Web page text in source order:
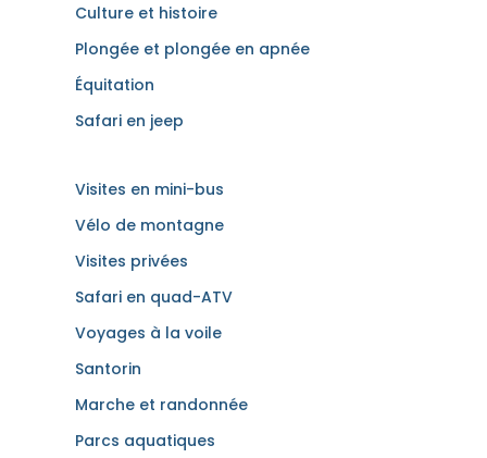
Culture et histoire
Plongée et plongée en apnée
Équitation
Safari en jeep
Visites en mini-bus
Vélo de montagne
Visites privées
Safari en quad-ATV
Voyages à la voile
Santorin
Marche et randonnée
Parcs aquatiques